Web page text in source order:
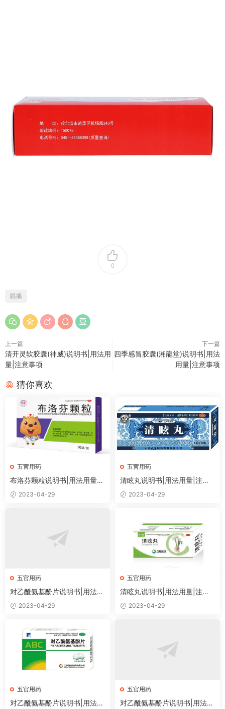
0
眼痛
上一篇
清开灵软胶囊(神威)说明书|用法用
量|注意事项
下一篇
四季感冒胶囊(湘龍堂)说明书|用法
用量|注意事项
猜你喜欢
五官用药
布洛芬颗粒说明书|用法用量|
注意事项
2023-04-29
五官用药
清眩丸说明书|用法用量|注意
事项2023-04-29
五官用药
对乙酰氨基酚片说明书|用法用
量|注意事项
2023-04-29
五官用药
清眩丸说明书|用法用量|注意
事项2023-04-29
五官用药
对乙酰氨基酚片说明书|用法用
五官用药
对乙酰氨基酚片说明书|用法用